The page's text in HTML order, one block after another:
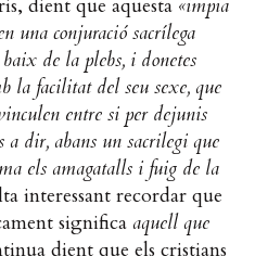
dient que aquesta «impia
una conjuració sacrílega
de la plebs, i donetes
la facilitat del seu sexe, que
entre si per dejunis
a dir, abans un sacrilegi que
els amagatalls i fuig de la
interessant recordar que
significa aquell que
dient que els cristians